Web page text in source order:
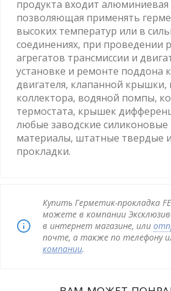
продукта входит алюминиевая
позволяющая применять
высоких температур или в
соединениях, при проведении
агрегатов трансмиссии и
установке и ремонте поддона
двигателя, клапанной крышки,
коллектора, водяной помпы,
термостата, крышек
любые заводские
материалы, штатные твердые
прокладки.
Купить Герметик-прокладка
можете в компании
в интернет магазине, или
почте, а также по телефону
компании.